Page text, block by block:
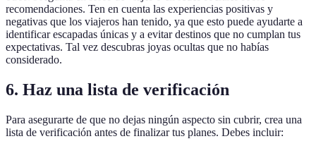
recomendaciones. Ten en cuenta las experiencias positivas y
negativas que los viajeros han tenido, ya que esto puede ayudarte a
identificar escapadas únicas y a evitar destinos que no cumplan tus
expectativas. Tal vez descubras joyas ocultas que no habías
considerado.
6. Haz una lista de verificación
Para asegurarte de que no dejas ningún aspecto sin cubrir, crea una
lista de verificación antes de finalizar tus planes. Debes incluir: